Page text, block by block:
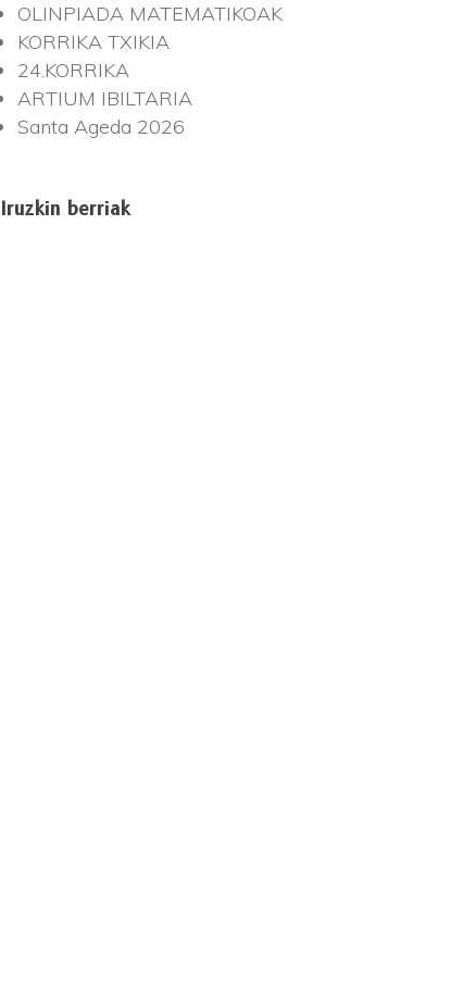
OLINPIADA MATEMATIKOAK
KORRIKA TXIKIA
24.KORRIKA
ARTIUM IBILTARIA
Santa Ageda 2026
Iruzkin berriak